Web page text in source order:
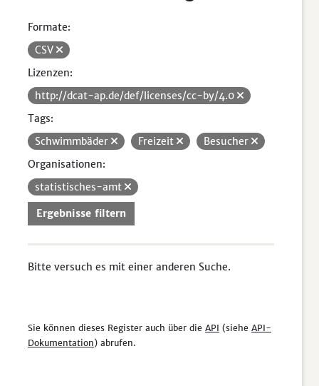
Formate:
CSV
Lizenzen:
http://dcat-ap.de/def/licenses/cc-by/4.0
Tags:
Schwimmbäder
Freizeit
Besucher
Organisationen:
statistisches-amt
Ergebnisse filtern
Bitte versuch es mit einer anderen Suche.
Sie können dieses Register auch über die API (siehe API-
Dokumentation) abrufen.